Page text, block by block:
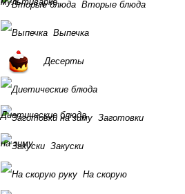
Вторые блюда
Выпечка
Десерты
Диетические блюда Заготовки
на зиму Закуски
На скорую